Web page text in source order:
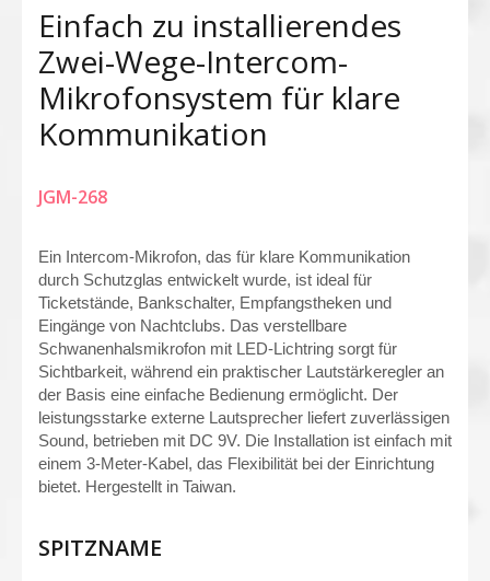
Einfach zu installierendes
Zwei-Wege-Intercom-
Mikrofonsystem für klare
Kommunikation
JGM-268
Ein Intercom-Mikrofon, das für klare Kommunikation
durch Schutzglas entwickelt wurde, ist ideal für
Ticketstände, Bankschalter, Empfangstheken und
Eingänge von Nachtclubs. Das verstellbare
Schwanenhalsmikrofon mit LED-Lichtring sorgt für
Sichtbarkeit, während ein praktischer Lautstärkeregler an
der Basis eine einfache Bedienung ermöglicht. Der
leistungsstarke externe Lautsprecher liefert zuverlässigen
Sound, betrieben mit DC 9V. Die Installation ist einfach mit
einem 3-Meter-Kabel, das Flexibilität bei der Einrichtung
bietet. Hergestellt in Taiwan.
SPITZNAME